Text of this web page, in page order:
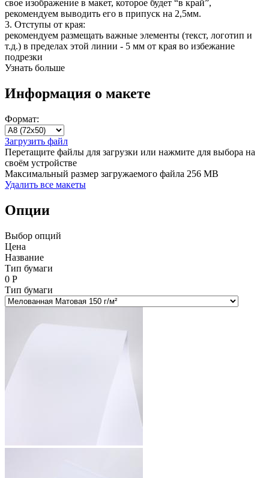
свое изображение в макет, которое будет “в край”,
рекомендуем выводить его в припуск на 2,5мм.
3. Отступы от края:
рекомендуем размещать важные элементы (текст, логотип и
т.д.) в пределах этой линии - 5 мм от края во избежание
подрезки
Узнать больше
Информация о макете
Формат:
Загрузить файл
Перетащите файлы для загрузки или нажмите для выбора на
своём устройстве
Максимальный размер загружаемого файла 256 MB
Удалить все макеты
Опции
Выбор опций
Цена
Название
Тип бумаги
0 Р
Тип бумаги